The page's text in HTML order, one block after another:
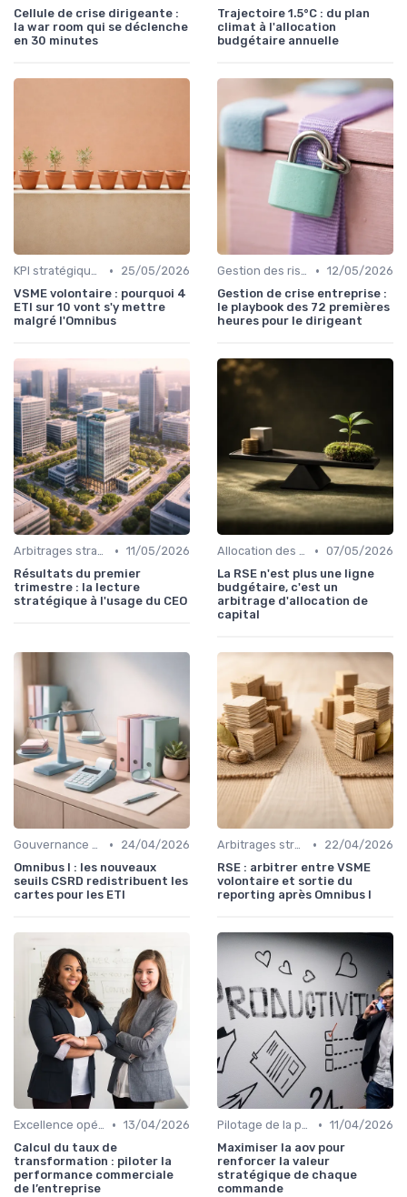
Cellule de crise dirigeante :
la war room qui se déclenche
en 30 minutes
Trajectoire 1.5°C : du plan
climat à l'allocation
budgétaire annuelle
KPI stratégiques & reporting exécutif •
25/05/2026
VSME volontaire : pourquoi 4
ETI sur 10 vont s'y mettre
malgré l'Omnibus
Gestion des risques & résilience • 12/05/2026
Gestion de crise entreprise :
le playbook des 72 premières
heures pour le dirigeant
Arbitrages stratégiques & priorisation • 11/05/2026
Résultats du premier
trimestre : la lecture
stratégique à l'usage du CEO
Allocation des ressources • 07/05/2026
La RSE n'est plus une ligne
budgétaire, c'est un
arbitrage d'allocation de
capital
Gouvernance d’entreprise •
24/04/2026
Omnibus I : les nouveaux
seuils CSRD redistribuent les
cartes pour les ETI
Arbitrages stratégiques & priorisation •
22/04/2026
RSE : arbitrer entre VSME
volontaire et sortie du
reporting après Omnibus I
Excellence opérationnelle • 13/04/2026
Calcul du taux de
transformation : piloter la
performance commerciale
de l’entreprise
Pilotage de la performance globale • 11/04/2026
Maximiser la aov pour
renforcer la valeur
stratégique de chaque
commande